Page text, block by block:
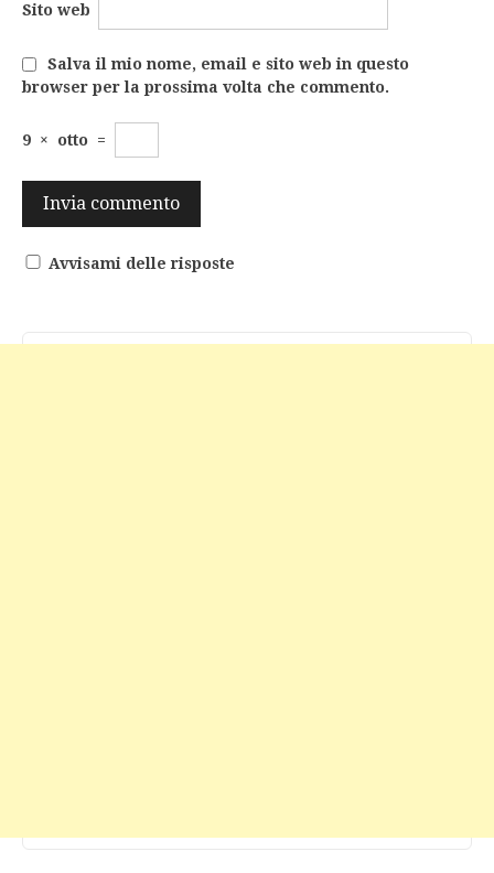
Sito web
Salva il mio nome, email e sito web in questo
browser per la prossima volta che commento.
9 × otto =
Avvisami delle risposte